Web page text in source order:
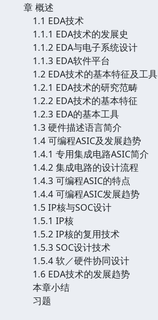
章 概述
1.1 EDA技术
1.1.1 EDA技术的发展史
1.1.2 EDA与电子系统设计
1.1.3 EDA软件平台
1.2 EDA技术的基本特征及工具
1.2.1 EDA技术的研究范畴
1.2.2 EDA技术的基本特征
1.2.3 EDA的基本工具
1.3 硬件描述语言简介
1.4 可编程ASIC及发展趋势
1.4.1 专用集成电路ASIC简介
1.4.2 集成电路的设计流程
1.4.3 可编程ASIC的特点
1.4.4 可编程ASIC发展趋势
1.5 IP核与SOC设计
1.5.1 IP核
1.5.2 IP核的复用技术
1.5.3 SOC设计技术
1.5.4 软／硬件协同设计
1.6 EDA技术的发展趋势
本章小结
习题